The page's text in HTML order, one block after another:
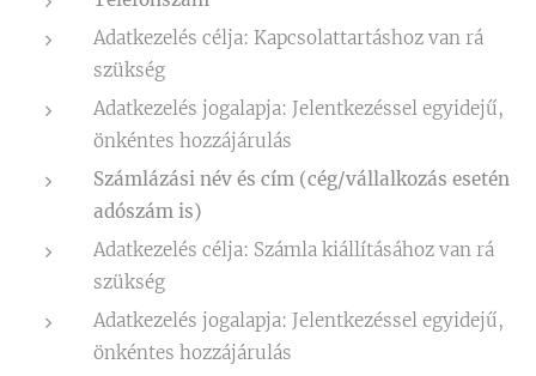
Adatkezelés célja: Kapcsolattartáshoz van rá
szükség
Adatkezelés jogalapja: Jelentkezéssel egyidejű,
önkéntes hozzájárulás
Számlázási név és cím (cég/vállalkozás esetén
adószám is)
Adatkezelés célja: Számla kiállításához van rá
szükség
Adatkezelés jogalapja: Jelentkezéssel egyidejű,
önkéntes hozzájárulás